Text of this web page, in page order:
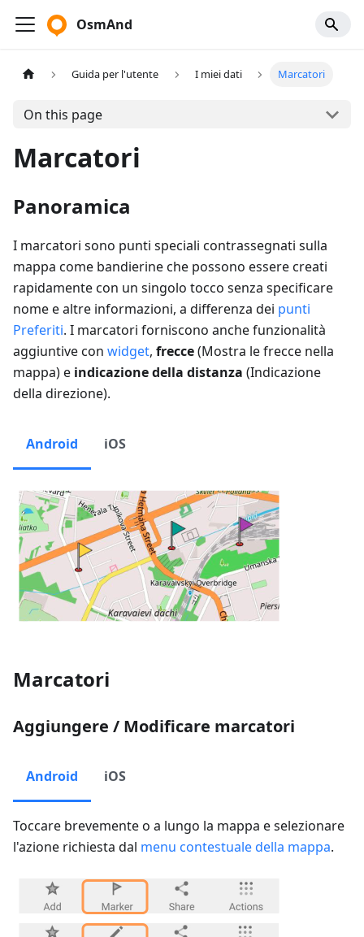
OsmAnd
Guida per l'utente I miei dati Marcatori
On this page
Marcatori
Panoramica
I marcatori sono punti speciali contrassegnati sulla
mappa come bandierine che possono essere creati
rapidamente con un singolo tocco senza specificare
nome e altre informazioni, a differenza dei punti
Preferiti. I marcatori forniscono anche funzionalità
aggiuntive con widget, frecce(Mostra le frecce nella
mappa) e indicazione della distanza (Indicazione
della direzione).
Android iOS
Marcatori
Aggiungere / Modificare marcatori
Android iOS
Toccare brevemente o a lungo la mappa e selezionare
l'azione richiesta dal menu contestuale della mappa.